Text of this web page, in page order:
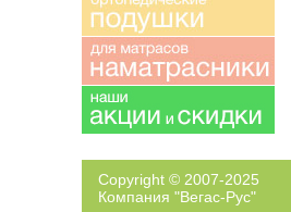
Copyright © 2007-2025
Компания "Вегас-Рус"